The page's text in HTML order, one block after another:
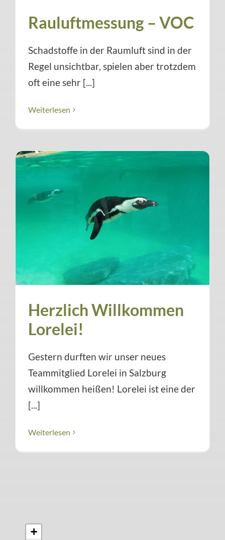
Rauluftmessung – VOC
Schadstoffe in der Raumluft sind in der
Regel unsichtbar, spielen aber trotzdem
oft eine sehr [...]
Weiterlesen
Herzlich Willkommen
Lorelei!
Gestern durften wir unser neues
Teammitglied Lorelei in Salzburg
willkommen heißen! Lorelei ist eine der
[...]
Weiterlesen
+